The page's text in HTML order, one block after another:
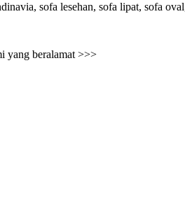
sofa lesehan, sofa lipat, sofa
yang beralamat >>>